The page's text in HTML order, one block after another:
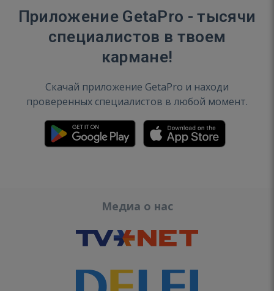
Приложение GetaPro - тысячи
специалистов в твоем
кармане!
Скачай приложение GetaPro и находи
проверенных специалистов в любой момент.
Медиа о нас